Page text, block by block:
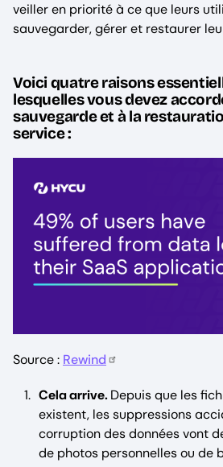
veiller en priorité à ce que leurs
sauvegarder, gérer et restaurer
Voici quatre raisons
lesquelles vous devez
sauvegarde et à la
service :
Source : Rewind
Cela arrive.Depuis que les
existent, les suppressions
corruption des données vont
de photos personnelles ou de